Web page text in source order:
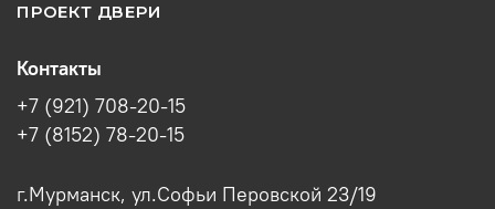
ПРОЕКТ ДВЕРИ
Контакты
+7 (921) 708-20-15
+7 (8152) 78-20-15
г.Мурманск, ул.Софьи Перовской 23/19